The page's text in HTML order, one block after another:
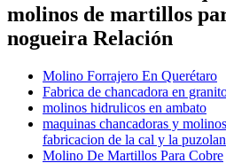
molinos de martillos
nogueira Relación
Molino Forrajero En Querétaro
Fabrica de chancadora en
molinos hidrulicos en ambato
maquinas chancadoras y
fabricacion de la cal y la
Molino De Martillos Para Cobre